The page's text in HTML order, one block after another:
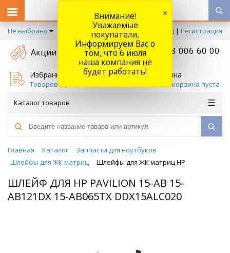
Не выбрано Вход | Регистрация
Акции +7 778 006 60 00
Избранное
Товаров (
Корзина
Ваша корзина пуста
Каталог товаров
Главная Каталог
Запчасти для ноутбуков
Шлейфы для ЖК матриц
Шлейфы для ЖК матриц HP
ШЛЕЙФ ДЛЯ HP PAVILION 15-AB 15-
AB121DX 15-AB065TX DDX15ALC020
Внимание!
Уважаемые
покупатели,
Информируем Вас о
том, что 6 июля
наша компания не
будет работать!
×